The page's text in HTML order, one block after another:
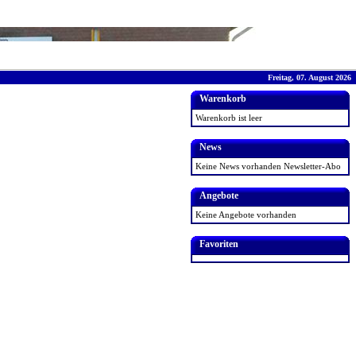
Freitag, 07. August 2026
Warenkorb
Warenkorb ist leer
News
Keine News vorhanden Newsletter-Abo
Angebote
Keine Angebote vorhanden
Favoriten